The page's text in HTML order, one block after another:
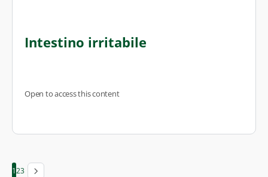
Intestino irritabile
Open to access this content
123